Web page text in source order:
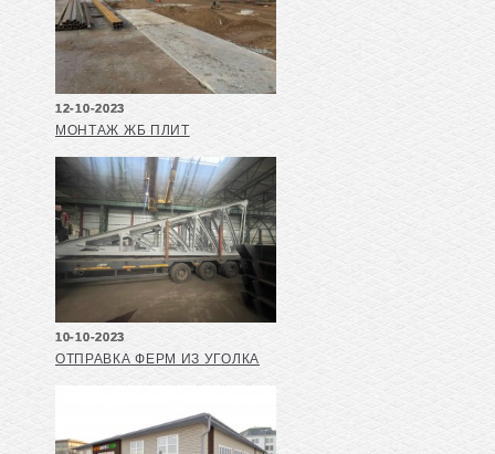
12-10-2023
МОНТАЖ ЖБ ПЛИТ
10-10-2023
ОТПРАВКА ФЕРМ ИЗ УГОЛКА